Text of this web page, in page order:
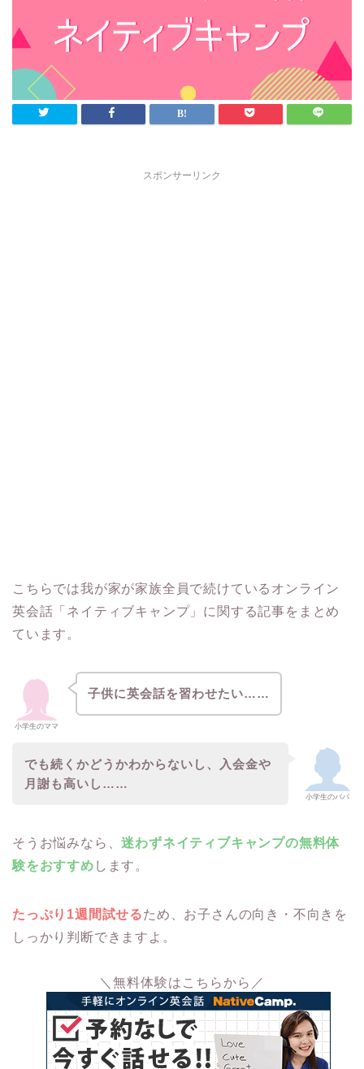
スポンサーリンク
こちらでは我が家が家族全員で続けているオンライン
英会話「ネイティブキャンプ」に関する記事をまとめ
ています。
小学生のママ
子供に英会話を習わせたい……
小学生のパパ
でも続くかどうかわからないし、入会金や
月謝も高いし……
そうお悩みなら、迷わずネイティブキャンプの無料体
験をおすすめ します。
たっぷり1週間試せるため、お子さんの向き・不向きを
しっかり判断できますよ。
＼無料体験はこちらから／